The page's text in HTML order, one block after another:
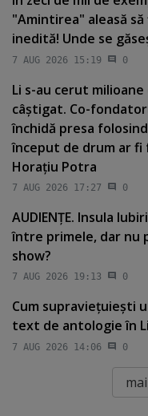
"Amintirea" aleasă
inedită! Unde se
7 AUG 2026 15:19 0
Li s-au cerut
câştigat. Co-
închidă presa
început de drum ar fi
Horaţiu Potra
7 AUG 2026 17:27 0
AUDIENŢE. Insula
între primele, dar nu
show?
7 AUG 2026 19:13 0
Cum supravieţuieşti
text de antologie în
7 AUG 2026 14:06 0